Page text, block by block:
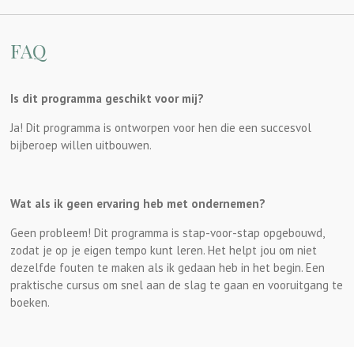
FAQ
Is dit programma geschikt voor mij?
Ja! Dit programma is ontworpen voor hen die een succesvol
bijberoep willen uitbouwen.
Wat als ik geen ervaring heb met ondernemen?
Geen probleem! Dit programma is stap-voor-stap opgebouwd,
zodat je op je eigen tempo kunt leren. Het helpt jou om niet
dezelfde fouten te maken als ik gedaan heb in het begin. Een
praktische cursus om snel aan de slag te gaan en vooruitgang te
boeken.